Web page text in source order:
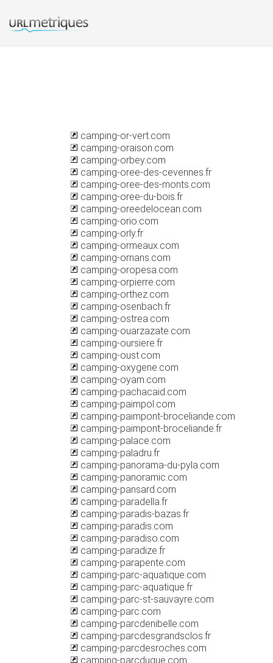
camping-or-vert.com
camping-oraison.com
camping-orbey.com
camping-oree-des-cevennes.fr
camping-oree-des-monts.com
camping-oree-du-bois.fr
camping-oreedelocean.com
camping-orio.com
camping-orly.fr
camping-ormeaux.com
camping-ornans.com
camping-oropesa.com
camping-orpierre.com
camping-orthez.com
camping-osenbach.fr
camping-ostrea.com
camping-ouarzazate.com
camping-oursiere.fr
camping-oust.com
camping-oxygene.com
camping-oyam.com
camping-pachacaid.com
camping-paimpol.com
camping-paimpont-broceliande.com
camping-paimpont-broceliande.fr
camping-palace.com
camping-paladru.fr
camping-panorama-du-pyla.com
camping-panoramic.com
camping-pansard.com
camping-paradella.fr
camping-paradis-bazas.fr
camping-paradis.com
camping-paradiso.com
camping-paradize.fr
camping-parapente.com
camping-parc-aquatique.com
camping-parc-aquatique.fr
camping-parc-st-sauvayre.com
camping-parc.com
camping-parcdenibelle.com
camping-parcdesgrandsclos.fr
camping-parcdesroches.com
camping-parcdugue.com